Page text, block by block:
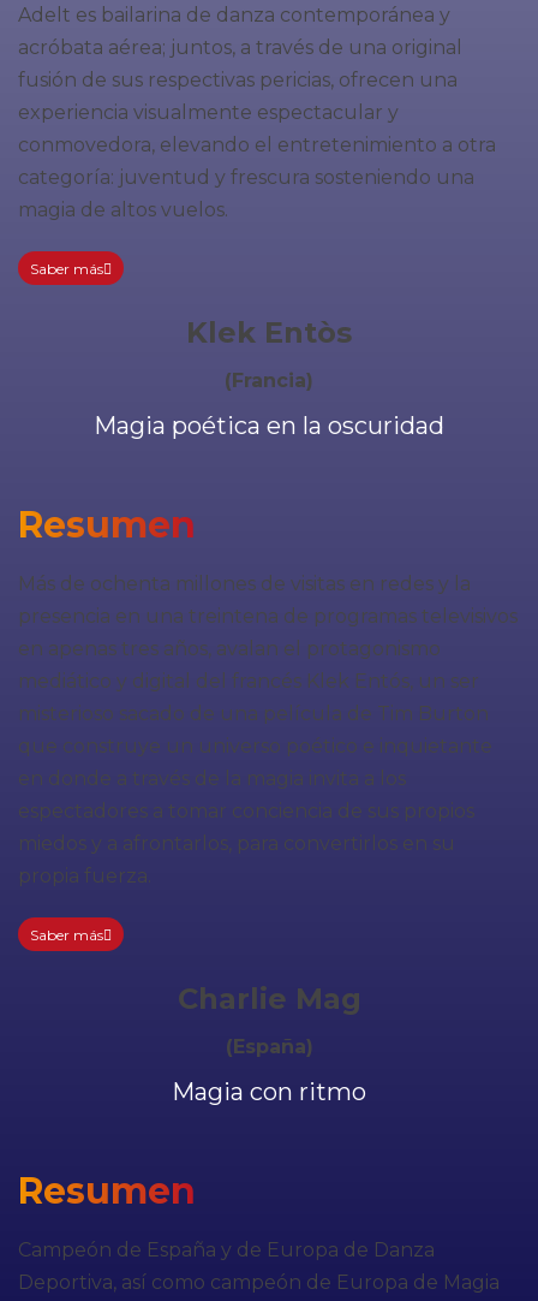
Adelt es bailarina de danza contemporánea y
acróbata aérea; juntos, a través de una original
fusión de sus respectivas pericias, ofrecen una
experiencia visualmente espectacular y
conmovedora, elevando el entretenimiento a otra
categoría: juventud y frescura sosteniendo una
magia de altos vuelos.
Saber más
Klek Entòs
(Francia)
Magia poética en la oscuridad
Resumen
Más de ochenta millones de visitas en redes y la
presencia en una treintena de programas televisivos
en apenas tres años, avalan el protagonismo
mediático y digital del francés Klek Entós, un ser
misterioso sacado de una película de Tim Burton
que construye un universo poético e inquietante
en donde a través de la magia invita a los
espectadores a tomar conciencia de sus propios
miedos y a afrontarlos, para convertirlos en su
propia fuerza.
Saber más
Charlie Mag
(España)
Magia con ritmo
Resumen
Campeón de España y de Europa de Danza
Deportiva, así como campeón de Europa de Magia